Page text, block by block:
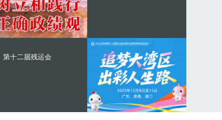
第十二届残运会